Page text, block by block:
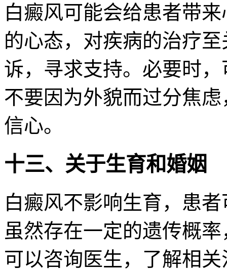
白癜风可能会给患者带
的心态，对疾病的治疗
诉，寻求支持。必要时
不要因为外貌而过分焦
信心。
十三、关于生育和婚姻
白癜风不影响生育，患
虽然存在一定的遗传概
可以咨询医生，了解相